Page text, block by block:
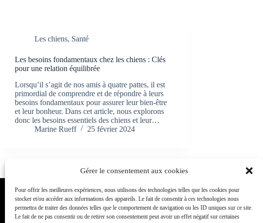
Gérer le consentement aux cookies
Pour offrir les meilleures expériences, nous utilisons des technologies telles que les cookies pour
stocker et/ou accéder aux informations des appareils. Le fait de consentir à ces technologies nous
permettra de traiter des données telles que le comportement de navigation ou les ID uniques sur ce site.
Le fait de ne pas consentir ou de retirer son consentement peut avoir un effet négatif sur certaines
Les chiens, Santé
Les besoins fondamentaux chez les chiens : Clés
pour une relation équilibrée
Lorsqu’il s’agit de nos amis à quatre pattes, il est
primordial de comprendre et de répondre à leurs
besoins fondamentaux pour assurer leur bien-être
et leur bonheur. Dans cet article, nous explorons
donc les besoins essentiels des chiens et leur…
Marine Rueff
25 février 2024
Toutou Academy
Éducateur et comportementaliste canin également appelé dresseur pour